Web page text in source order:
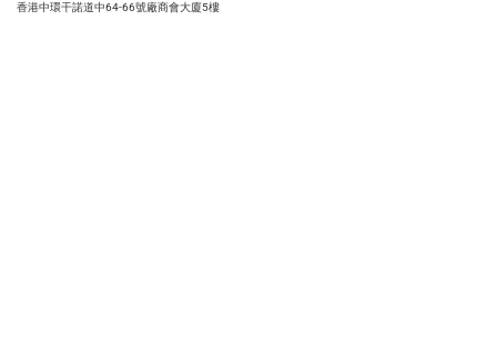
香港中環干諾道中64-66號廠商會大廈5樓